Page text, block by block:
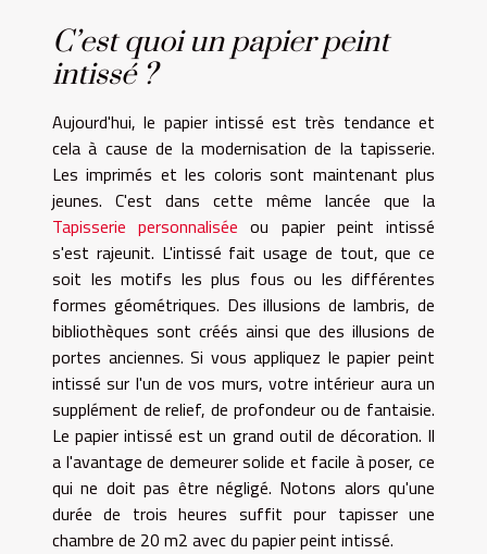
C’est quoi un papier peint
intissé ?
Aujourd'hui, le papier intissé est très tendance et
cela à cause de la modernisation de la tapisserie.
Les imprimés et les coloris sont maintenant plus
jeunes. C'est dans cette même lancée que la
Tapisserie personnalisée ou papier peint intissé
s'est rajeunit. L'intissé fait usage de tout, que ce
soit les motifs les plus fous ou les différentes
formes géométriques. Des illusions de lambris, de
bibliothèques sont créés ainsi que des illusions de
portes anciennes. Si vous appliquez le papier peint
intissé sur l'un de vos murs, votre intérieur aura un
supplément de relief, de profondeur ou de fantaisie.
Le papier intissé est un grand outil de décoration. Il
a l'avantage de demeurer solide et facile à poser, ce
qui ne doit pas être négligé. Notons alors qu'une
durée de trois heures suffit pour tapisser une
chambre de 20 m2 avec du papier peint intissé.